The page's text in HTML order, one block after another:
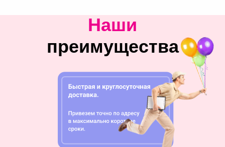
Наши
преимущества